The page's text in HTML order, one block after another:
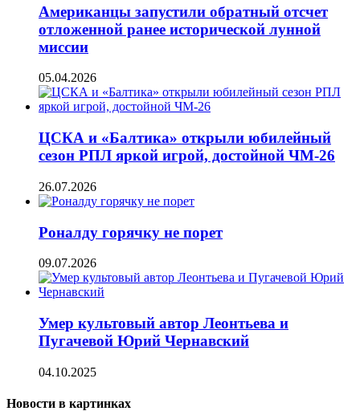
Американцы запустили обратный отсчет
отложенной ранее исторической лунной
миссии
05.04.2026
ЦСКА и «Балтика» открыли юбилейный
сезон РПЛ яркой игрой, достойной ЧМ-26
26.07.2026
Роналду горячку не порет
09.07.2026
Умер культовый автор Леонтьева и
Пугачевой Юрий Чернавский
04.10.2025
Новости в картинках